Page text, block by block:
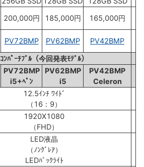
200,000円 185,000円 165,000円
PV72BMP PV62BMP PV42BMP
ｺﾝﾊﾟｰﾁﾌﾞﾙ（今回発表ﾓﾃﾞﾙ）
PV72BMP
i5+ﾍﾟﾝ
PV62BMP
i5
PV42BMP
Celeron
12.5ｲﾝﾁ ﾜｲﾄﾞ
（16：9）
1920X1080
（FHD）
LED液晶
（ﾉﾝｸﾞﾚｱ）
LEDﾊﾞｯｸﾗｲﾄ